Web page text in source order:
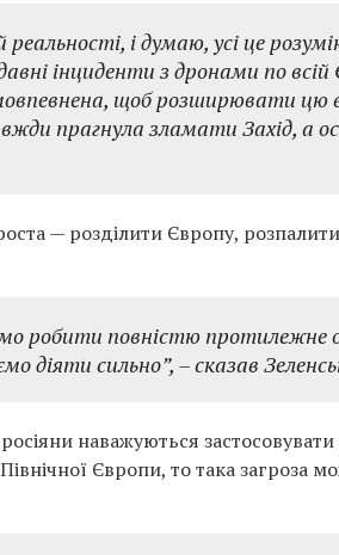
реальності, і думаю, усі це
інциденти з дронами по всій
щоб розширювати цю
прагнула зламати Захід, а
— розділити Європу,
робити повністю протилежне
діяти сильно”, – сказав
наважуються
Європи, то така загроза